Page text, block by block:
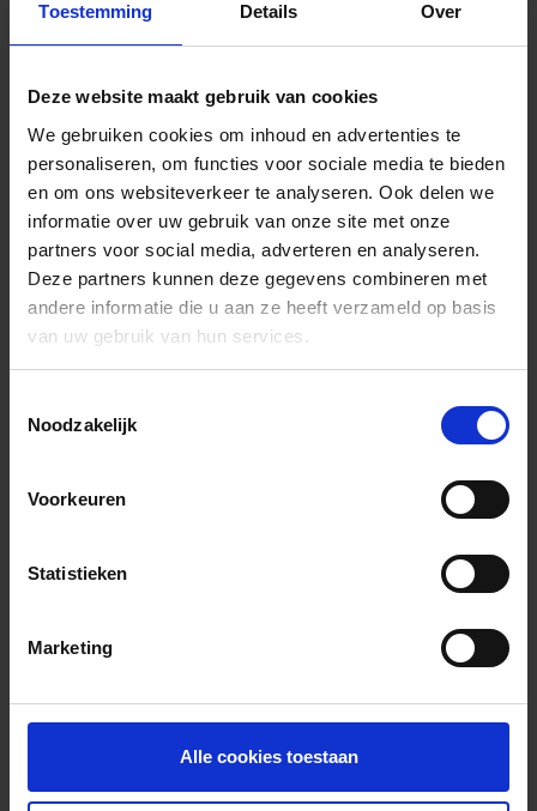
Toestemming Details Over
Deze website maakt gebruik van cookies
We gebruiken cookies om inhoud en advertenties te
personaliseren, om functies voor sociale media te bieden
en om ons websiteverkeer te analyseren. Ook delen we
informatie over uw gebruik van onze site met onze
partners voor social media, adverteren en analyseren.
Deze partners kunnen deze gegevens combineren met
andere informatie die u aan ze heeft verzameld op basis
van uw gebruik van hun services.
Noodzakelijk
Voorkeuren
Statistieken
Marketing
Alle cookies toestaan